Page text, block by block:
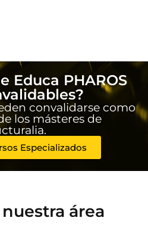
Educa PHAROS
convalidarse como
los másteres de
Especializados
área